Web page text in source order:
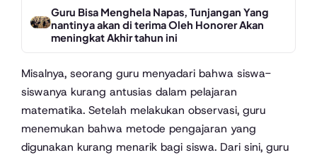
Guru Bisa Menghela Napas, Tunjangan Yang
nantinya akan di terima Oleh Honorer Akan
meningkat Akhir tahun ini
Misalnya, seorang guru menyadari bahwa siswa-
siswanya kurang antusias dalam pelajaran
matematika. Setelah melakukan observasi, guru
menemukan bahwa metode pengajaran yang
digunakan kurang menarik bagi siswa. Dari sini, guru